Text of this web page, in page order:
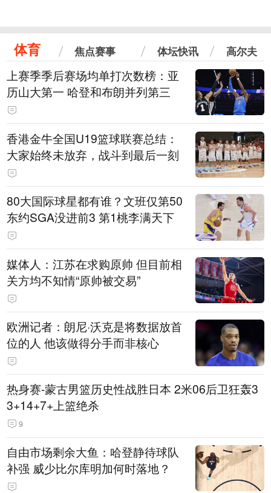
体育 焦点赛事 体坛快讯 高尔夫
上赛季季后赛场均单打次数榜：亚
历山大第一 哈登和布朗并列第三
香港金牛全国U19篮球联赛总结：
大家始终未放弃，战斗到最后一刻
80大国际球星都有谁？文班仅第50
东约SGA没进前3 第1桃李满天下
媒体人：江苏在求购原帅 但目前相
关方均不知情“原帅被交易”
欧洲记者：朗尼·沃克是将数据放首
位的人 他该做得分手而非核心
热身赛-蒙古男篮历史性战胜日本 2米06后卫狂轰3
3+14+7+上篮绝杀
9
自由市场剩余大鱼：哈登静待球队
补强 威少比尔库明加何时落地？